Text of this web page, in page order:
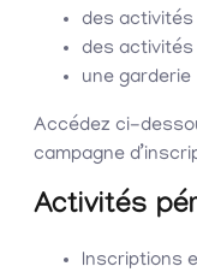
des activités
des
une garderie
Accédez ci-
campagne
Activités
Inscriptions